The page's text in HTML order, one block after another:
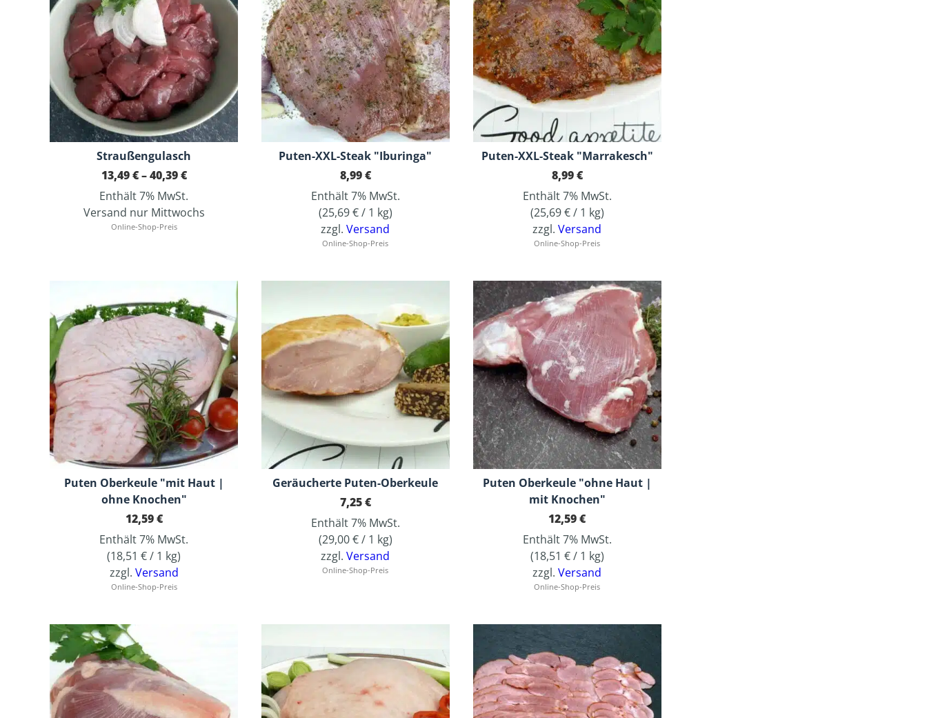
Straußengulasch
13,49€ –40,39€Preisspanne:
bis
40,39 €
Enthält 7% MwSt.
Versand nur Mittwochs
Online-Shop-Preis
Puten-XXL-Steak "Iburinga"
8,99€
Enthält 7% MwSt.
(25,69€/ 1 kg)
zzgl.Versand
Online-Shop-Preis
Puten-XXL-Steak "Marrakesch"
8,99€
Enthält 7% MwSt.
(25,69€/ 1 kg)
zzgl.Versand
Online-Shop-Preis
Puten Oberkeule "mit Haut |
ohne Knochen"
12,59€
Enthält 7% MwSt.
(18,51 €/ 1 kg)
zzgl. Versand
Online-Shop-Preis
Geräucherte Puten-Oberkeule
7,25€
Enthält 7% MwSt.
(29,00€/ 1 kg)
zzgl.Versand
Online-Shop-Preis
Puten Oberkeule "ohne Haut |
mit Knochen"
12,59€
Enthält 7% MwSt.
(18,51 €/ 1 kg)
zzgl.Versand
Online-Shop-Preis